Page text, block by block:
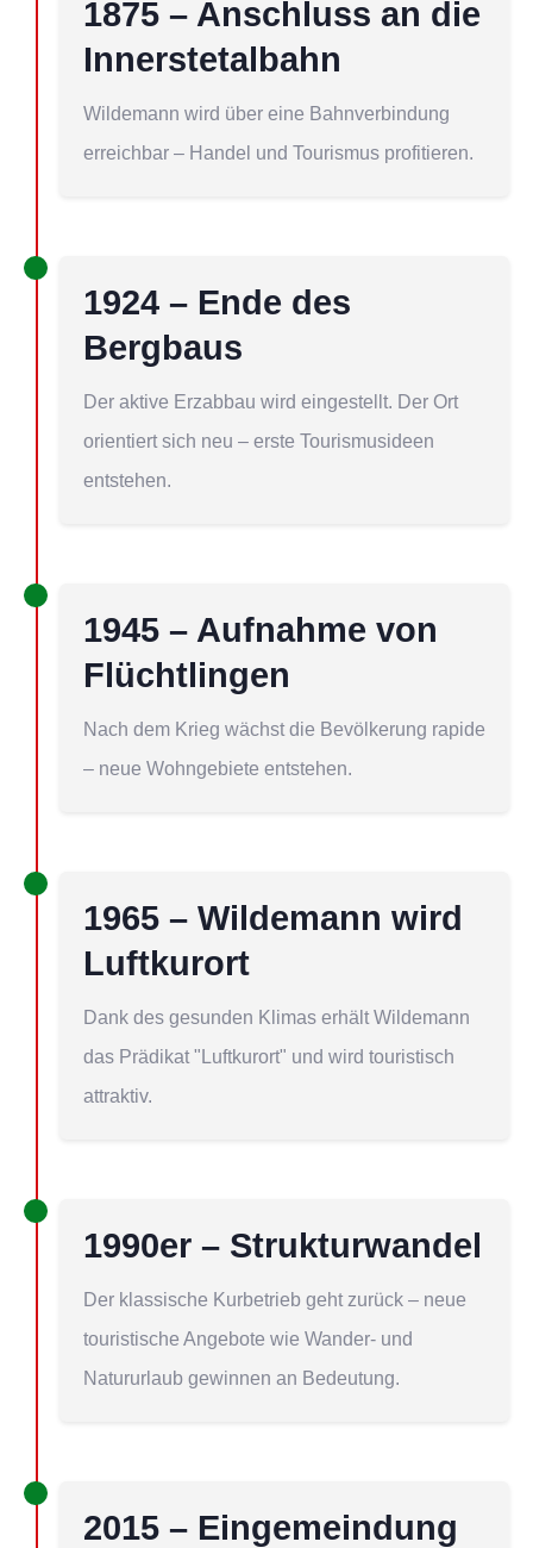
1875 – Anschluss an die
Innerstetalbahn
Wildemann wird über eine Bahnverbindung
erreichbar – Handel und Tourismus profitieren.
1924 – Ende des
Bergbaus
Der aktive Erzabbau wird eingestellt. Der Ort
orientiert sich neu – erste Tourismusideen
entstehen.
1945 – Aufnahme von
Flüchtlingen
Nach dem Krieg wächst die Bevölkerung rapide
– neue Wohngebiete entstehen.
1965 – Wildemann wird
Luftkurort
Dank des gesunden Klimas erhält Wildemann
das Prädikat "Luftkurort" und wird touristisch
attraktiv.
1990er – Strukturwandel
Der klassische Kurbetrieb geht zurück – neue
touristische Angebote wie Wander- und
Natururlaub gewinnen an Bedeutung.
2015 – Eingemeindung